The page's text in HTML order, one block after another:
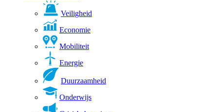
Veiligheid
Economie
Mobiliteit
Energie
Duurzaamheid
Onderwijs